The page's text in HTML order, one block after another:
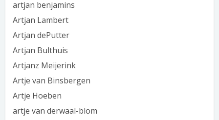
artjan benjamins
Artjan Lambert
Artjan dePutter
Artjan Bulthuis
Artjanz Meijerink
Artje van Binsbergen
Artje Hoeben
artje van derwaal-blom